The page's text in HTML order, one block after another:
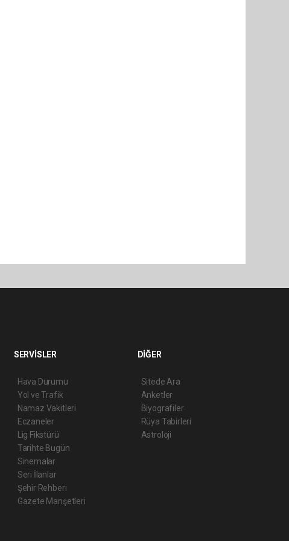
SERVİSLER
Hava Durumu
Yol ve Trafik
Namaz Vakitleri
Eczaneler
Lig Fikstürü
Tarihte Bugün
Sinemalar
Seri İlanlar
Şehir Rehberi
Gazete Manşetleri
DİĞER
Sitede Ara
Anketler
Biyografiler
Rüya Tabirleri
Astroloji